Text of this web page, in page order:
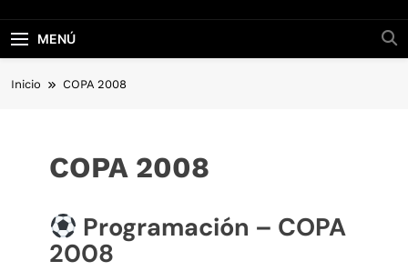
MENÚ
Inicio COPA 2008
COPA 2008
Programación – COPA
2008